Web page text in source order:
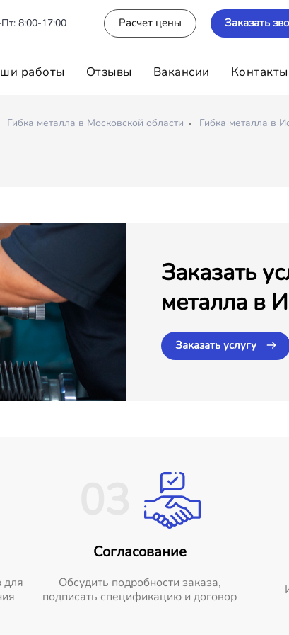
8:00-17:00 Расчет цены Заказать
работы Отзывы Вакансии Контакты
Гибка металла в Московской области Гибка металла в
Заказать
металла в
Заказать услугу
для
Согласование
Обсудить подробности заказа,
подписать спецификацию и договор